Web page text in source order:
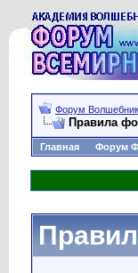
Форум
Правила
Главная Форум